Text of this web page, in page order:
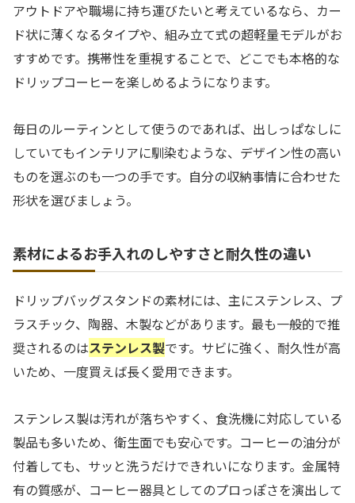
アウトドアや職場に持ち運びたいと考えているなら、カー
ド状に薄くなるタイプや、組み立て式の超軽量モデルがお
すすめです。携帯性を重視することで、どこでも本格的な
ドリップコーヒーを楽しめるようになります。
毎日のルーティンとして使うのであれば、出しっぱなしに
していてもインテリアに馴染むような、デザイン性の高い
ものを選ぶのも一つの手です。自分の収納事情に合わせた
形状を選びましょう。
素材によるお手入れのしやすさと耐久性の違い
ドリップバッグスタンドの素材には、主にステンレス、プ
ラスチック、陶器、木製などがあります。最も一般的で推
奨されるのはステンレス製です。サビに強く、耐久性が高
いため、一度買えば長く愛用できます。
ステンレス製は汚れが落ちやすく、食洗機に対応している
製品も多いため、衛生面でも安心です。コーヒーの油分が
付着しても、サッと洗うだけできれいになります。金属特
有の質感が、コーヒー器具としてのプロっぽさを演出して